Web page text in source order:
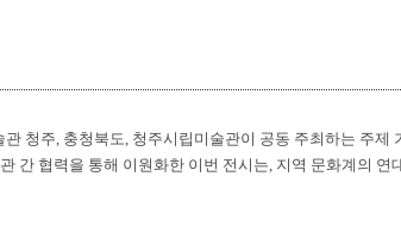
관 청주, 충청북도, 청주시립미술관이 공동 주최하는 주제
간 협력을 통해 이원화한 이번 전시는, 지역 문화계의 연